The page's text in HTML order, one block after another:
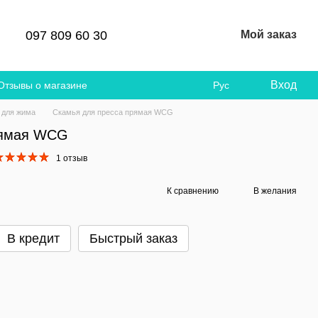
097 809 60 30 Мой заказ
о магазине
Рус Вход
жима Скамья для пресса прямая WCG
WCG
1 отзыв
К сравнению В желания
В кредит Быстрый заказ